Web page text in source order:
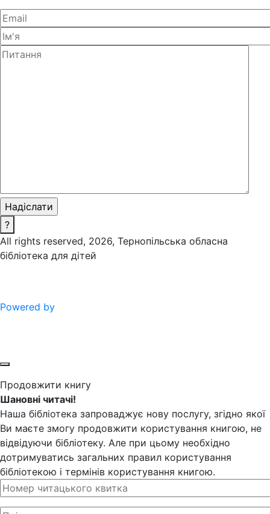
?
All rights reserved, 2026, Тернопільська обласна
бібліотека для дітей
Powered by
Продовжити книгу
Шановні читачі!
Наша бібліотека запроваджує нову послугу, згідно якої
Ви маєте змогу продовжити користування книгою, не
відвідуючи бібліотеку. Але при цьому необхідно
дотримуватись загальних правил користування
бібліотекою і термінів користування книгою.